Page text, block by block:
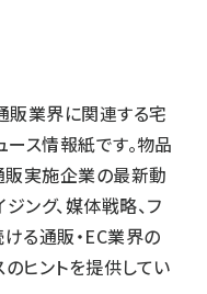
販業界に関連する宅
ース情報紙です。物品
販実施企業の最新動
ング、媒体戦略、フ
る通販・EC業界の
ヒントを提供してい